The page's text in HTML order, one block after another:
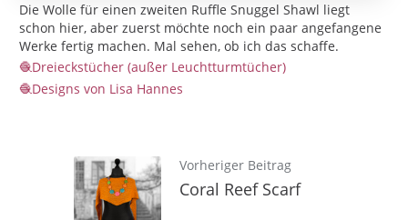
Die Wolle für einen zweiten Ruffle Snuggel Shawl liegt
schon hier, aber zuerst möchte noch ein paar angefangene
Werke fertig machen. Mal sehen, ob ich das schaffe.
Dreieckstücher (außer Leuchtturmtücher)
Designs von Lisa Hannes
Vorheriger Beitrag
Coral Reef Scarf